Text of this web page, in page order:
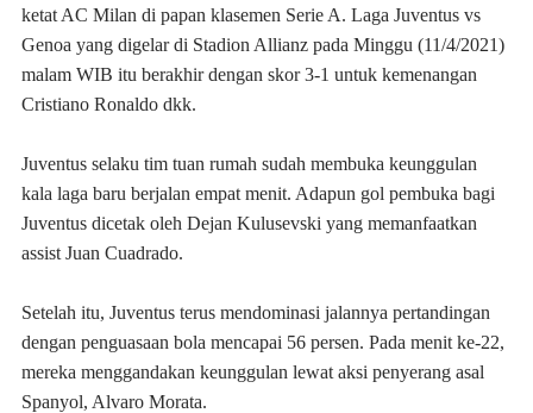
ketat AC Milan di papan klasemen Serie A. Laga Juventus vs
Genoa yang digelar di Stadion Allianz pada Minggu (11/4/2021)
malam WIB itu berakhir dengan skor 3-1 untuk kemenangan
Cristiano Ronaldo dkk.
Juventus selaku tim tuan rumah sudah membuka keunggulan
kala laga baru berjalan empat menit. Adapun gol pembuka bagi
Juventus dicetak oleh Dejan Kulusevski yang memanfaatkan
assist Juan Cuadrado.
Setelah itu, Juventus terus mendominasi jalannya pertandingan
dengan penguasaan bola mencapai 56 persen. Pada menit ke-22,
mereka menggandakan keunggulan lewat aksi penyerang asal
Spanyol, Alvaro Morata.